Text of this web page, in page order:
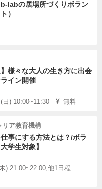
labの居場所づくりボラン
）
】様々な大人の生き方に出会
イン開催
日) 10:00~11:30 無料
リア教育機構
事にする方法とは？/ボラ
学生対象】
) 21:00~22:00,他1日程